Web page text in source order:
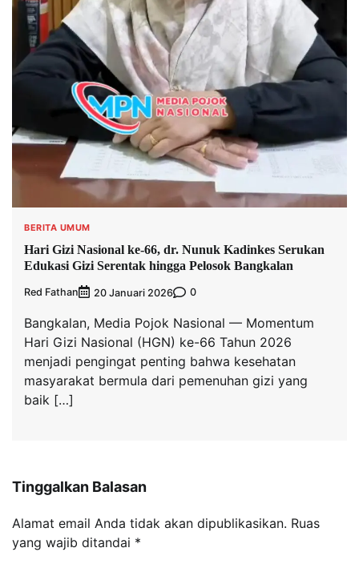
BERITA UMUM
Hari Gizi Nasional ke-66, dr. Nunuk Kadinkes Serukan
Edukasi Gizi Serentak hingga Pelosok Bangkalan
Red Fathan 20 Januari 2026 0
Bangkalan, Media Pojok Nasional — Momentum
Hari Gizi Nasional (HGN) ke-66 Tahun 2026
menjadi pengingat penting bahwa kesehatan
masyarakat bermula dari pemenuhan gizi yang
baik […]
Tinggalkan Balasan
Alamat email Anda tidak akan dipublikasikan. Ruas
yang wajib ditandai *